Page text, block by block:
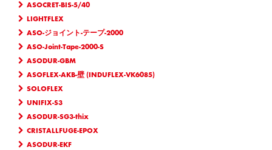
ASOCRET-BIS-5/40
LIGHTFLEX
ASO-ジョイント-テープ-2000
ASO-Joint-Tape-2000-S
ASODUR-GBM
ASOFLEX-AKB-壁 (INDUFLEX-VK6085)
SOLOFLEX
UNIFIX-S3
ASODUR-SG3-thix
CRISTALLFUGE-EPOX
ASODUR-EKF